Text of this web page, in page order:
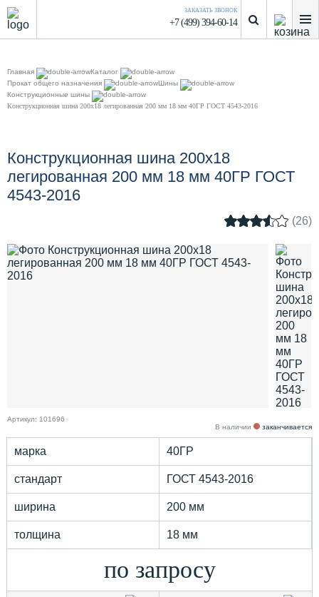
ЗАКАЗАТЬ ЗВОНОК
+7 (499) 394-60-14
Главная
Каталог
Прокат общего назначения
Шины
Конструкционные шины
Конструкционная шина 200х18 легированная 200 мм 18 мм 40ГР ГОСТ 4543-2016
Конструкционная шина 200х18
легированная 200 мм 18 мм 40ГР ГОСТ
4543-2016
(26)
Артикул: 101696
В наличии
заканчивается
марка 40ГР
стандарт ГОСТ 4543-2016
ширина 200 мм
толщина 18 мм
по запросу